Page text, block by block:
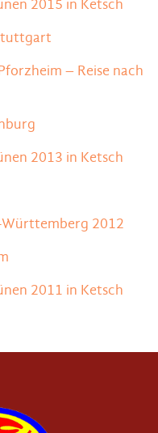
2015 in Ketsch
– Reise nach
2013 in Ketsch
Württemberg 2012
2011 in Ketsch